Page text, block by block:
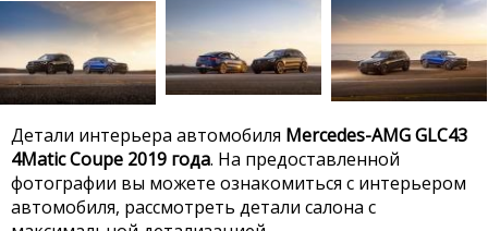
Детали интерьера автомобиля Mercedes-AMG GLC43
4Matic Coupe 2019 года. На предоставленной
фотографии вы можете ознакомиться с интерьером
автомобиля, рассмотреть детали салона с